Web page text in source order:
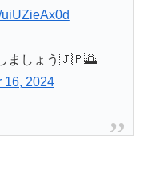
ましょう🇯🇵🌅
16, 2024